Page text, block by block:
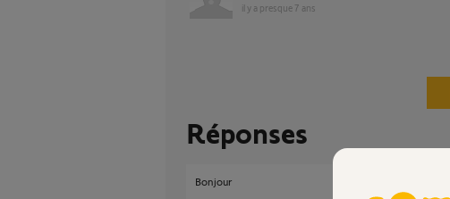
il y a presque 7 ans
Réponses
Bonjour